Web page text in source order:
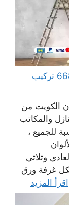
فني تركيب ورق جدران الكويت 66874433 تركيب
الكويت من
والمكاتب
للجميع ،
وثلاثي
غرفة ورق
اقرأ المزيد